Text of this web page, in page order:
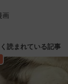
画
読まれている記事